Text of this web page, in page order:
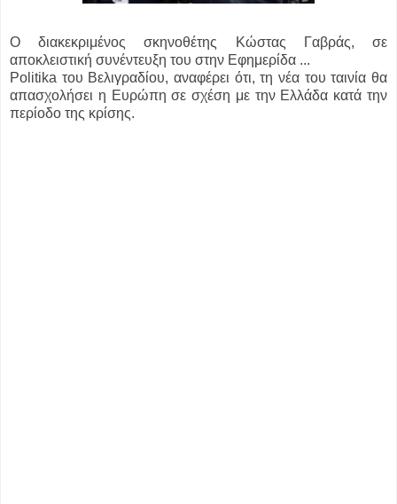
Ο διακεκριμένος σκηνοθέτης Κώστας Γαβράς, σε
αποκλειστική συνέντευξη του στην Εφημερίδα ...
Politika του Βελιγραδίου, αναφέρει ότι, τη νέα του ταινία θα
απασχολήσει η Ευρώπη σε σχέση με την Ελλάδα κατά την
περίοδο της κρίσης.